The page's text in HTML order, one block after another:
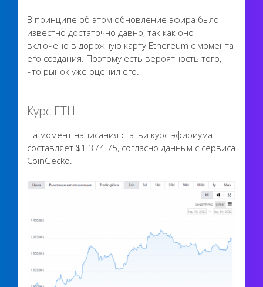
В принципе об этом обновление эфира было
известно достаточно давно, так как оно
включено в дорожную карту Ethereum с момента
его создания. Поэтому есть вероятность того,
что рынок уже оценил его.
Курс ETH
На момент написания статьи курс эфириума
составляет $1 374.75, согласно данным с сервиса
CoinGecko.